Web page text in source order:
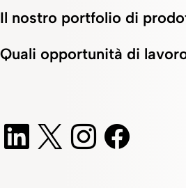
Il nostro portfolio di
Quali opportunità di